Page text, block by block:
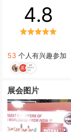
4.8
53 个人有兴趣参加
展会图片